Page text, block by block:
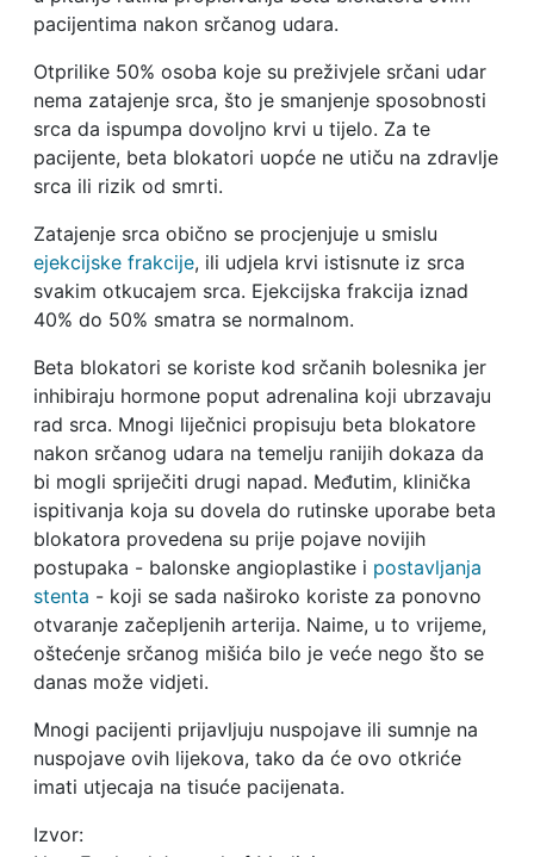
pacijentima nakon srčanog udara.
Otprilike 50% osoba koje su preživjele srčani udar
nema zatajenje srca, što je smanjenje sposobnosti
srca da ispumpa dovoljno krvi u tijelo. Za te
pacijente, beta blokatori uopće ne utiču na zdravlje
srca ili rizik od smrti.
Zatajenje srca obično se procjenjuje u smislu
ejekcijske frakcije, ili udjela krvi istisnute iz srca
svakim otkucajem srca. Ejekcijska frakcija iznad
40% do 50% smatra se normalnom.
Beta blokatori se koriste kod srčanih bolesnika jer
inhibiraju hormone poput adrenalina koji ubrzavaju
rad srca. Mnogi liječnici propisuju beta blokatore
nakon srčanog udara na temelju ranijih dokaza da
bi mogli spriječiti drugi napad. Međutim, klinička
ispitivanja koja su dovela do rutinske uporabe beta
blokatora provedena su prije pojave novijih
postupaka - balonske angioplastike i postavljanja
stenta - koji se sada naširoko koriste za ponovno
otvaranje začepljenih arterija. Naime, u to vrijeme,
oštećenje srčanog mišića bilo je veće nego što se
danas može vidjeti.
Mnogi pacijenti prijavljuju nuspojave ili sumnje na
nuspojave ovih lijekova, tako da će ovo otkriće
imati utjecaja na tisuće pacijenata.
Izvor: